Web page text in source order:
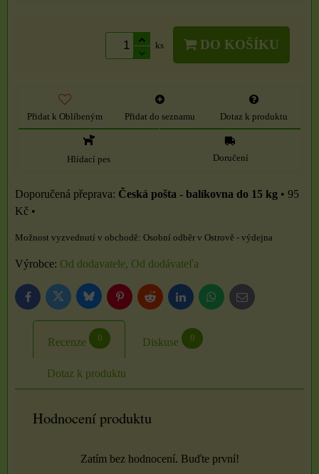
ks DO KOŠÍKU
Přidat k Oblíbeným Přidat do seznamu Dotaz k produktu
Hlídací pes Doručení
Česká pošta - balíkovna do 15 kg • 95
Kč •
Osobní odběr v Ostrově - výdejna
Výrobce: Od dodavatele, Od dodávateľa
FacebookTwitter BlueskyPinterestReddit LinkedInWhatsApp
E-
mail
Recenze 0 Diskuse 0
Dotaz k produktu
Hodnocení produktu
Zatím bez hodnocení. Buďte první!